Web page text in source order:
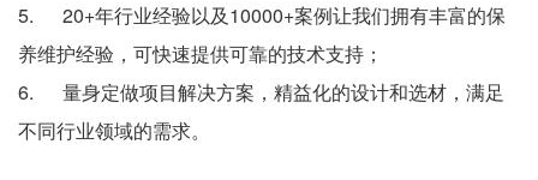
5. 20+年行业经验以及10000+案例让我们拥有丰富的保
养维护经验，可快速提供可靠的技术支持；
6. 量身定做项目解决方案，精益化的设计和选材，满足
不同行业领域的需求。